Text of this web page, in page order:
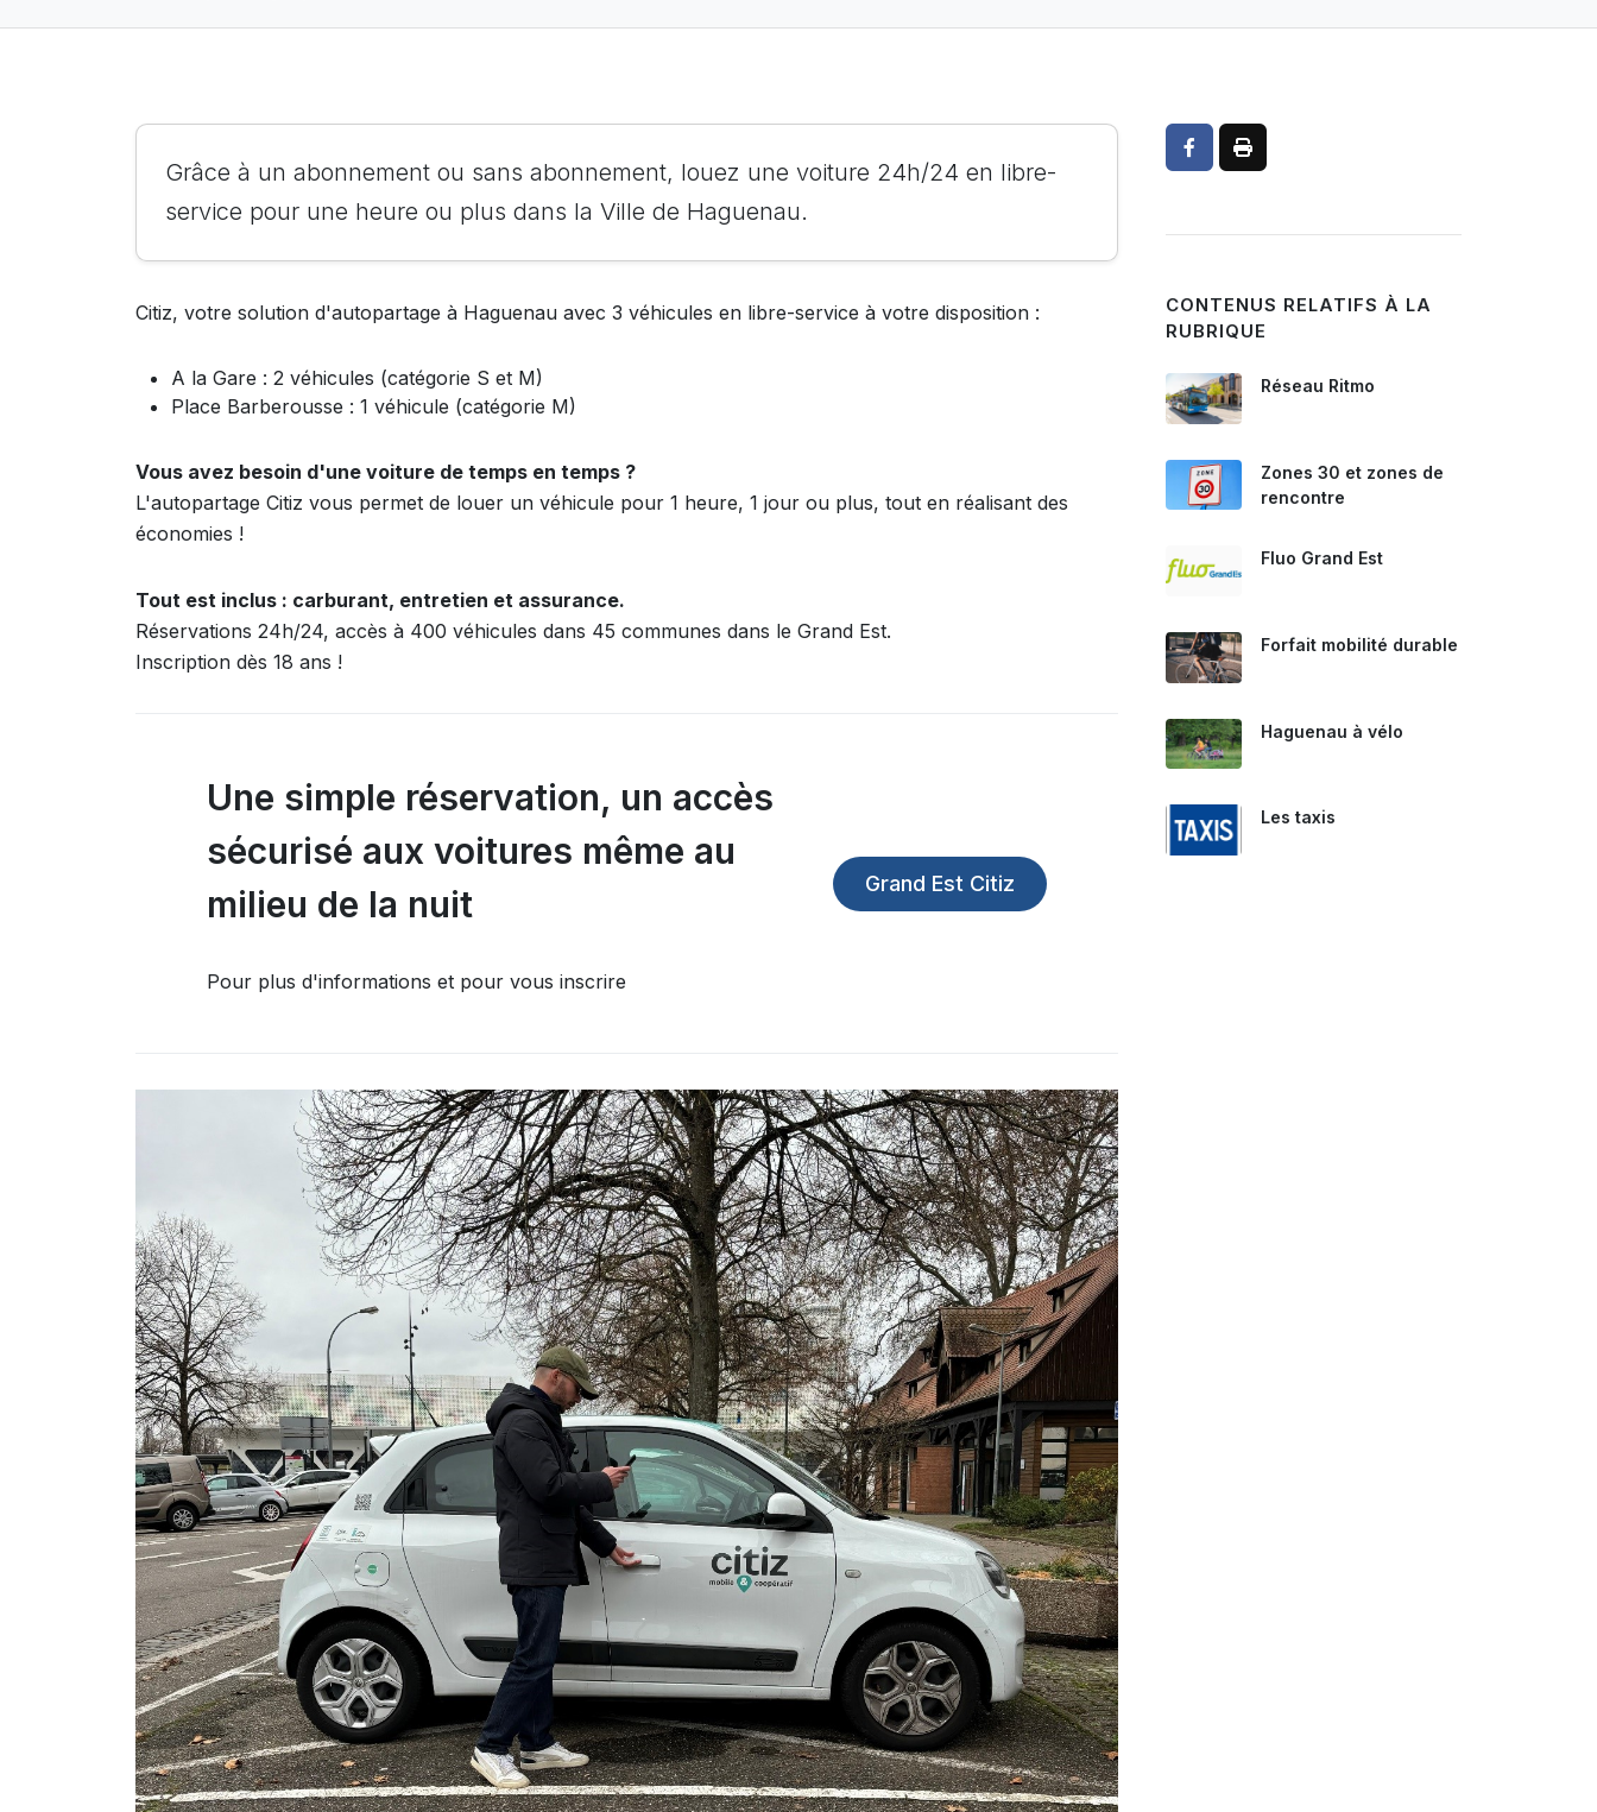
Grâce à un abonnement ou sans abonnement, louez une voiture 24h/24 en libre-
service pour une heure ou plus dans la Ville de Haguenau.
Citiz, votre solution d'autopartage à Haguenau avec 3 véhicules en libre-service à votre disposition :
A la Gare : 2 véhicules (catégorie S et M)
Place Barberousse : 1 véhicule (catégorie M)
Vous avez besoin d'une voiture de temps en temps ?
L'autopartage Citiz vous permet de louer un véhicule pour 1 heure, 1 jour ou plus, tout en réalisant des
économies !
Tout est inclus : carburant, entretien et assurance.
Réservations 24h/24, accès à 400 véhicules dans 45 communes dans le Grand Est.
Inscription dès 18 ans !
Une simple réservation, un accès
sécurisé aux voitures même au
milieu de la nuit
Pour plus d'informations et pour vous inscrire
Grand Est Citiz
CONTENUS RELATIFS À LA
RUBRIQUE
Réseau Ritmo
Zones 30 et zones de
rencontre
Fluo Grand Est
Forfait mobilité durable
Haguenau à vélo
Les taxis